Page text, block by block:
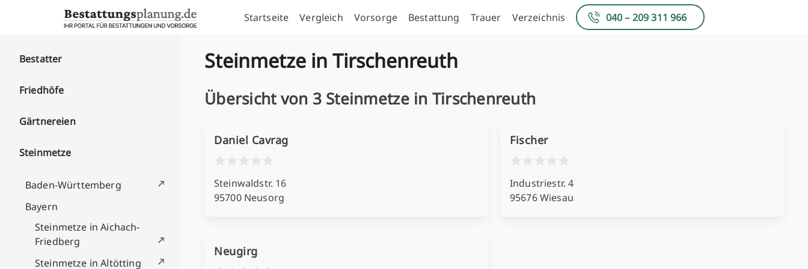
Skip to content
Startseite Vergleich Vorsorge Bestattung Trauer Verzeichnis 040 – 209 311 966
Bestatter
Friedhöfe
Gärtnereien
Steinmetze
Baden-Württemberg
Bayern
Steinmetze in Aichach-
Friedberg
Steinmetze in Altötting
Steinmetze in Tirschenreuth
Übersicht von 3 Steinmetze in Tirschenreuth
Daniel Cavrag
Steinwaldstr. 16
95700 Neusorg
Fischer
Industriestr. 4
95676 Wiesau
Neugirg